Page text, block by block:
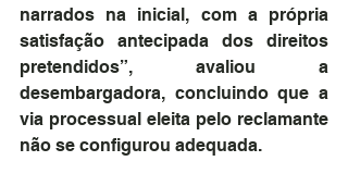
narrados na inicial, com a própria
satisfação antecipada dos direitos
pretendidos”, avaliou a
desembargadora, concluindo que a
via processual eleita pelo reclamante
não se configurou adequada.